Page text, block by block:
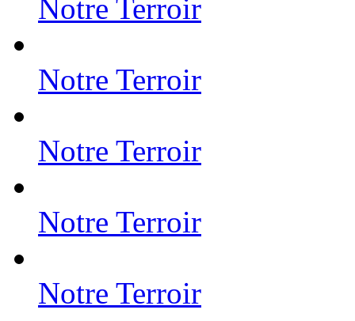
Notre Terroir
Notre Terroir
Notre Terroir
Notre Terroir
Notre Terroir